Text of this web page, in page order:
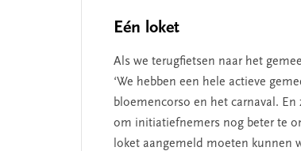
Eén loket
Als we terugfietsen naar het
‘We hebben een hele actieve
bloemencorso en het carnaval.
om initiatiefnemers nog beter te
loket aangemeld moeten kunnen